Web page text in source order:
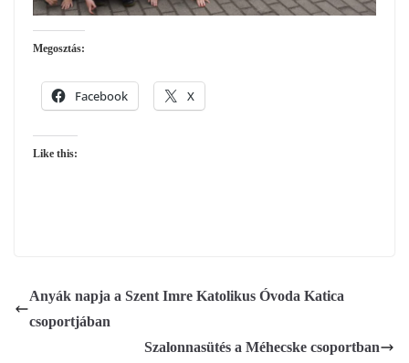
Megosztás:
Facebook X
Like this:
Anyák napja a Szent Imre Katolikus Óvoda Katica
csoportjában
Szalonnasütés a Méhecske csoportban